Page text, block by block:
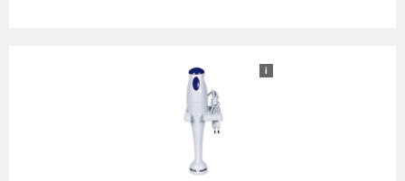
i
Das Küchengerät ist universell und flexibel einsetzbar. Egal
ob es sich dabei um Aufgaben wie das Zerkleinern oder
Hacken von Fleisch und Gemüse handelt, oder um das
Quirlen von Saucen, Cremes oder Mayonnaisen, der